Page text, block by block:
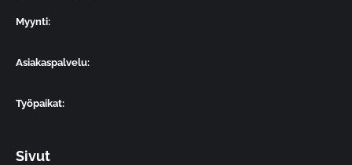
Myynti:
Asiakaspalvelu:
Työpaikat:
Sivut